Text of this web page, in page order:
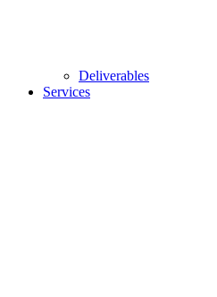
Deliverables
Services